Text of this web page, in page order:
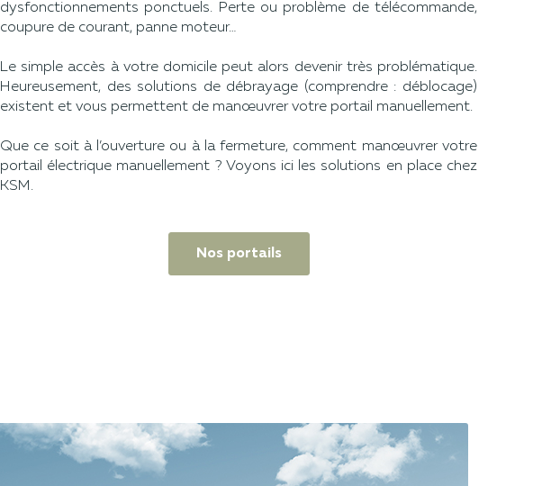
dysfonctionnements ponctuels. Perte ou problème de télécommande,
coupure de courant, panne moteur…
Le simple accès à votre domicile peut alors devenir très problématique.
Heureusement, des solutions de débrayage (comprendre : déblocage)
existent et vous permettent de manœuvrer votre portail manuellement.
Que ce soit à l’ouverture ou à la fermeture, comment manœuvrer votre
portail électrique manuellement ? Voyons ici les solutions en place chez
KSM.
Nos portails